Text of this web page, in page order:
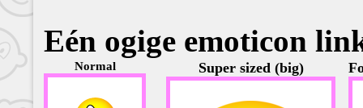
Eén ogige emoticon
Normal Super sized (big)